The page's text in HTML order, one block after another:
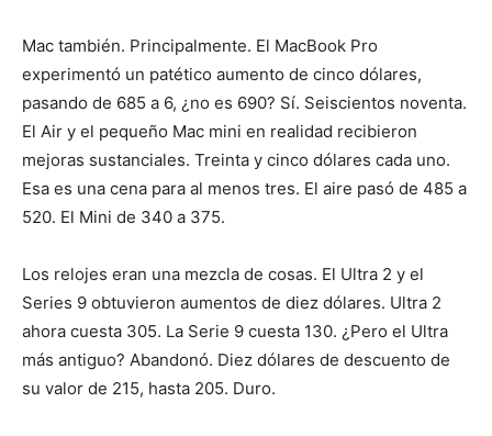
Mac también. Principalmente. El MacBook Pro
experimentó un patético aumento de cinco dólares,
pasando de 685 a 6, ¿no es 690? Sí. Seiscientos noventa.
El Air y el pequeño Mac mini en realidad recibieron
mejoras sustanciales. Treinta y cinco dólares cada uno.
Esa es una cena para al menos tres. El aire pasó de 485 a
520. El Mini de 340 a 375.
Los relojes eran una mezcla de cosas. El Ultra 2 y el
Series 9 obtuvieron aumentos de diez dólares. Ultra 2
ahora cuesta 305. La Serie 9 cuesta 130. ¿Pero el Ultra
más antiguo? Abandonó. Diez dólares de descuento de
su valor de 215, hasta 205. Duro.